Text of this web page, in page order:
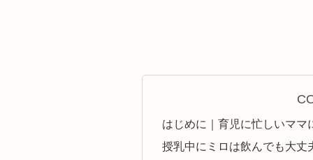
はじめに｜育児に忙しいママ
授乳中にミロは飲んでも大丈